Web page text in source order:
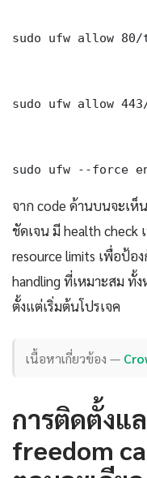
sudo ufw allow 80/
sudo ufw allow
sudo ufw --force
จาก code ด้านบนจะเห็
ชัดเจน มี health check
resource limits เพื่อป้อ
handling ที่เหมาะสม ทั้
ตั้งแต่เริ่มต้นโปรเจค
เนื้อหาเกี่ยวข้อง —
การติดตั้งแ
freedom